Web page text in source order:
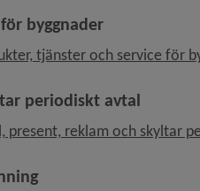
byggnader
tjänster och service för
periodiskt avtal
present, reklam och skyltar